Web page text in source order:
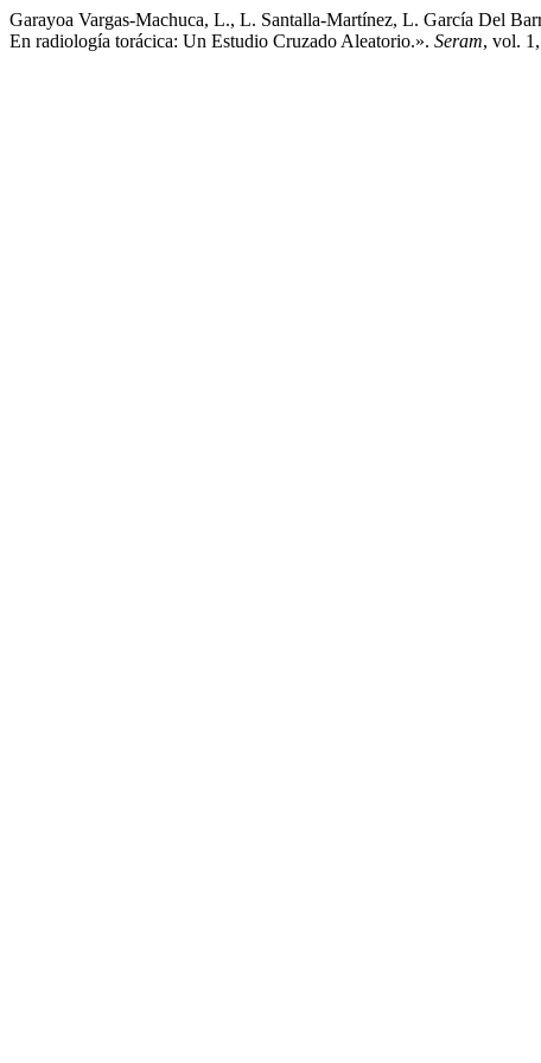
Garayoa Vargas-Machuca, L., L. Santalla-Martínez, L. García Del
En radiología torácica: Un Estudio Cruzado Aleatorio.». Seram, vol.